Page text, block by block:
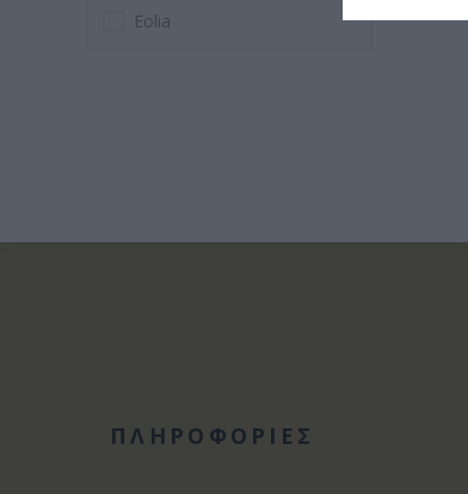
Eolia
ΠΛΗΡΟΦΟΡΙΕΣ